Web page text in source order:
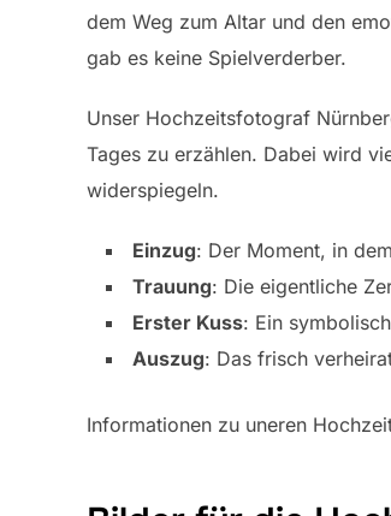
dem Weg zum Altar und den
gab es keine Spielverderber.
Unser Hochzeitsfotograf
Tages zu erzählen. Dabei wird
widerspiegeln.
Einzug: Der Moment, in
Trauung: Die eigentliche
Erster Kuss: Ein
Auszug: Das frisch
Informationen zu uneren